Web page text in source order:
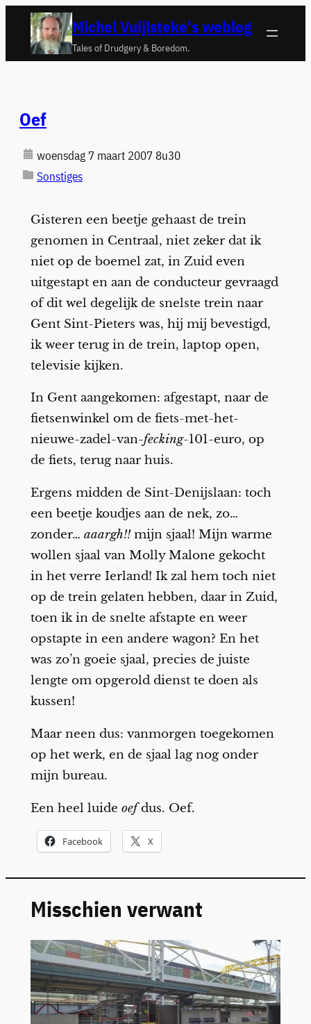
naar
Michel Vuijlsteke's weblog
Tales of Drudgery & Boredom.
Oef
woensdag 7 maart 2007 8u30
Sonstiges
Gisteren een beetje gehaast de trein
genomen in Centraal, niet zeker dat ik
niet op de boemel zat, in Zuid even
uitgestapt en aan de conducteur gevraagd
of dit wel degelijk de snelste trein naar
Gent Sint-Pieters was, hij mij bevestigd,
ik weer terug in de trein, laptop open,
televisie kijken.
In Gent aangekomen: afgestapt, naar de
fietsenwinkel om de fiets-met-het-
nieuwe-zadel-van-fecking-101-euro, op
de fiets, terug naar huis.
Ergens midden de Sint-Denijslaan: toch
een beetje koudjes aan de nek, zo…
zonder… aaargh!!mijn sjaal! Mijn warme
wollen sjaal van Molly Malone gekocht
in het verre Ierland! Ik zal hem toch niet
op de trein gelaten hebben, daar in Zuid,
toen ik in de snelte afstapte en weer
opstapte in een andere wagon? En het
was zo’n goeie sjaal, precies de juiste
lengte om opgerold dienst te doen als
kussen!
Maar neen dus: vanmorgen toegekomen
op het werk, en de sjaal lag nog onder
mijn bureau.
Een heel luide oefdus. Oef.
Facebook X
Misschien verwant